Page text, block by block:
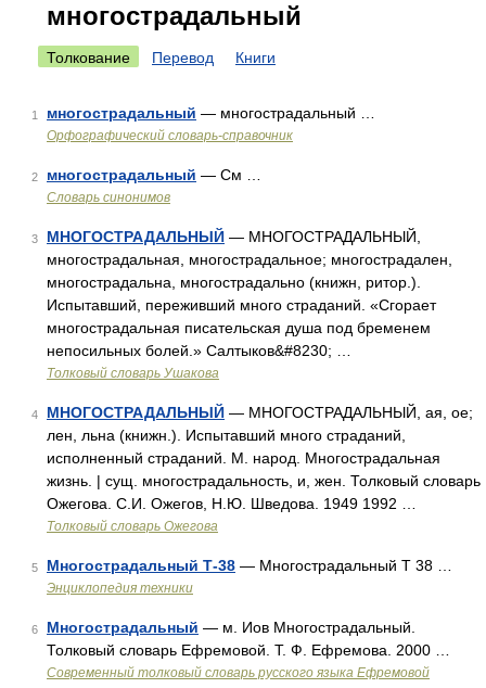
многострадальный
Толкование Перевод Книги
1 многострадальный — многострадальный …
Орфографический словарь-справочник
2 многострадальный — См …
Словарь синонимов
3 МНОГОСТРАДАЛЬНЫЙ — МНОГОСТРАДАЛЬНЫЙ,
многострадальная, многострадальное; многострадален,
многострадальна, многострадально (книжн, ритор.).
Испытавший, переживший много страданий. «Сгорает
многострадальная писательская душа под бременем
непосильных болей.» Салтыков&#8230; …
Толковый словарь Ушакова
4 МНОГОСТРАДАЛЬНЫЙ — МНОГОСТРАДАЛЬНЫЙ, ая, ое;
лен, льна (книжн.). Испытавший много страданий,
исполненный страданий. М. народ. Многострадальная
жизнь. | сущ. многострадальность, и, жен. Толковый словарь
Ожегова. С.И. Ожегов, Н.Ю. Шведова. 1949 1992 …
Толковый словарь Ожегова
5 Многострадальный Т-38 — Многострадальный Т 38 …
Энциклопедия техники
6 Многострадальный — м. Иов Многострадальный.
Толковый словарь Ефремовой. Т. Ф. Ефремова. 2000 …
Современный толковый словарь русского языка Ефремовой